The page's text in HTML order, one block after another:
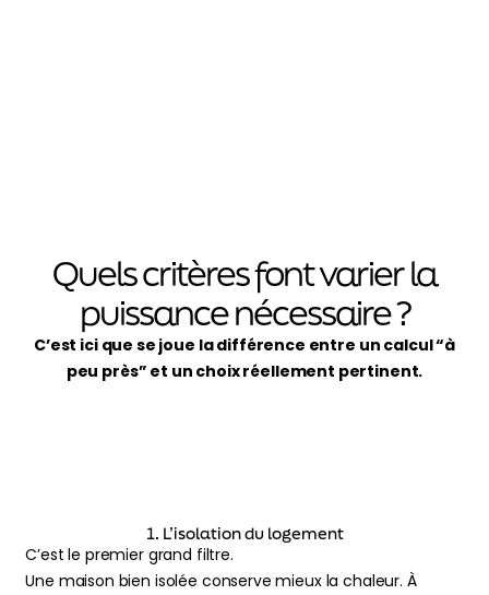
Quels critères font varier la
puissance nécessaire ?
C’est ici que se joue la différence entre un calcul “à
peu près” et un choix réellement pertinent.
1. L’isolation du logement
C’est le premier grand filtre.
Une maison bien isolée conserve mieux la chaleur. À